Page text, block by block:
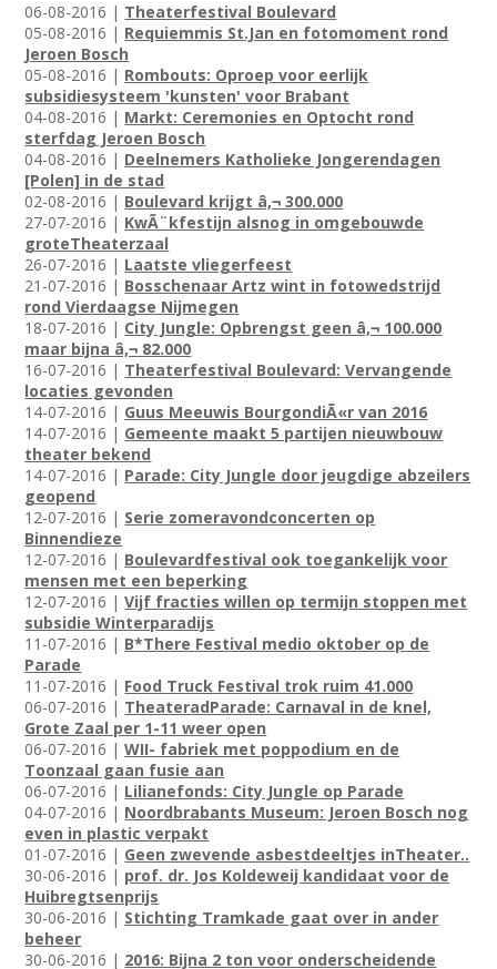
06-08-2016 | Theaterfestival Boulevard
05-08-2016 | Requiemmis St.Jan en fotomoment rond
Jeroen Bosch
05-08-2016 | Rombouts: Oproep voor eerlijk
subsidiesysteem 'kunsten' voor Brabant
04-08-2016 | Markt: Ceremonies en Optocht rond
sterfdag Jeroen Bosch
04-08-2016 | Deelnemers Katholieke Jongerendagen
[Polen] in de stad
02-08-2016 | Boulevard krijgt â‚¬ 300.000
27-07-2016 | KwÃ¨kfestijn alsnog in omgebouwde
groteTheaterzaal
26-07-2016 | Laatste vliegerfeest
21-07-2016 | Bosschenaar Artz wint in fotowedstrijd
rond Vierdaagse Nijmegen
18-07-2016 | City Jungle: Opbrengst geen â‚¬ 100.000
maar bijna â‚¬ 82.000
16-07-2016 | Theaterfestival Boulevard: Vervangende
locaties gevonden
14-07-2016 | Guus Meeuwis BourgondiÃ«r van 2016
14-07-2016 | Gemeente maakt 5 partijen nieuwbouw
theater bekend
14-07-2016 | Parade: City Jungle door jeugdige abzeilers
geopend
12-07-2016 | Serie zomeravondconcerten op
Binnendieze
12-07-2016 | Boulevardfestival ook toegankelijk voor
mensen met een beperking
12-07-2016 |Vijf fracties willen op termijn stoppen met
subsidie Winterparadijs
11-07-2016 | B*There Festival medio oktober op de
Parade
11-07-2016 | Food Truck Festival trok ruim 41.000
06-07-2016 | TheateradParade: Carnaval in de knel,
Grote Zaal per 1-11 weer open
06-07-2016 |WII- fabriek met poppodium en de
Toonzaal gaan fusie aan
06-07-2016 | Lilianefonds: City Jungle op Parade
04-07-2016 | Noordbrabants Museum: Jeroen Bosch nog
even in plastic verpakt
01-07-2016 | Geen zwevende asbestdeeltjes inTheater..
30-06-2016 | prof. dr. Jos Koldeweij kandidaat voor de
Huibregtsenprijs
30-06-2016 | Stichting Tramkade gaat over in ander
beheer
30-06-2016 | 2016: Bijna 2 ton voor onderscheidende